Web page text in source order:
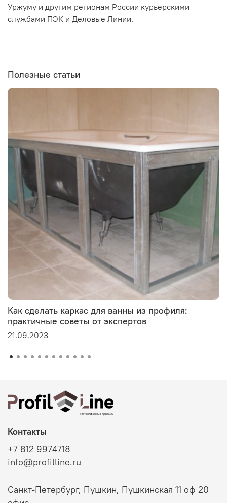
Уржуму и другим регионам России курьерскими
службами ПЭК и Деловые Линии.
Полезные статьи
Как сделать каркас для ванны из профиля:
практичные советы от экспертов
21.09.2023
Контакты
+7 812 9974718
info@profilline.ru
Санкт-Петербург, Пушкин, Пушкинская 11 оф 20